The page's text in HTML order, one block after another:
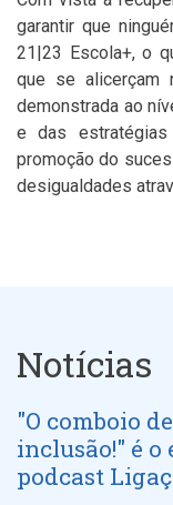
garantir que
21|23 Escola+, o
que se alicerçam
demonstrada ao
e das estratégias
promoção do
desigualdades
Notícias
"O comboio
inclusão!" é o
podcast